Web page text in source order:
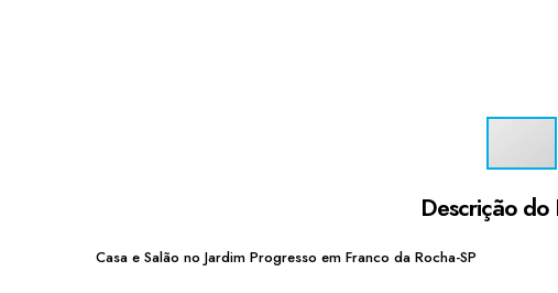
Descrição do
Casa e Salão no Jardim Progresso em Franco da Rocha-SP